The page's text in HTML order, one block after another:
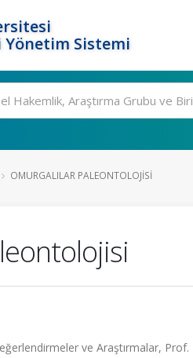
Sistemi
OMURGALILAR PALEONTOLOJISI
ve Araştırmalar,